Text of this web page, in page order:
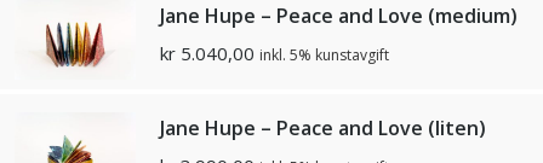
Jane Hupe – Peace and Love (medium)
kr 5.040,00 inkl. 5% kunstavgift
Jane Hupe – Peace and Love (liten)